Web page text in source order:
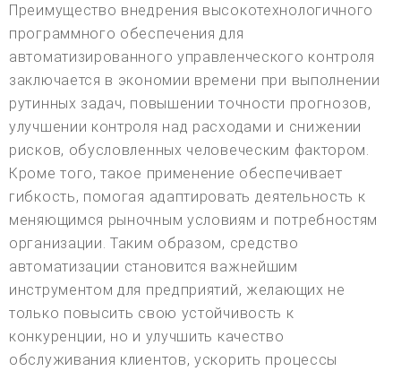
Преимущество внедрения высокотехнологичного
программного обеспечения для
автоматизированного управленческого контроля
заключается в экономии времени при выполнении
рутинных задач, повышении точности прогнозов,
улучшении контроля над расходами и снижении
рисков, обусловленных человеческим фактором.
Кроме того, такое применение обеспечивает
гибкость, помогая адаптировать деятельность к
меняющимся рыночным условиям и потребностям
организации. Таким образом, средство
автоматизации становится важнейшим
инструментом для предприятий, желающих не
только повысить свою устойчивость к
конкуренции, но и улучшить качество
обслуживания клиентов, ускорить процессы